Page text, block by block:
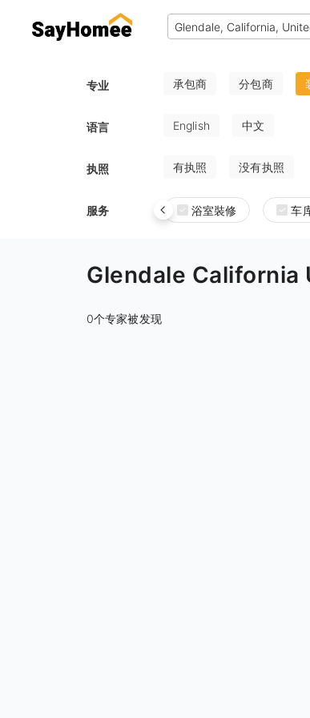
专业 承包商 分包商
语言 English 中文
执照 有执照 没有执照
服务 浴室裝修 车
Glendale California
0个专家被发现